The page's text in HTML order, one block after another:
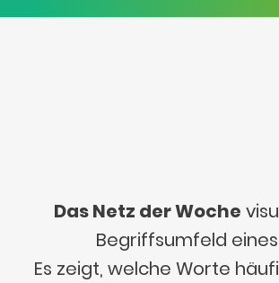
Das Netz der Woche
Begriffsumfeld
Es zeigt, welche Worte